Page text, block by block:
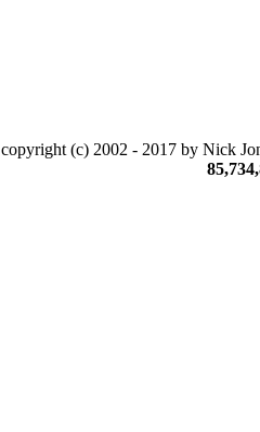
copyright (c) 2002 - 2017 by Nick